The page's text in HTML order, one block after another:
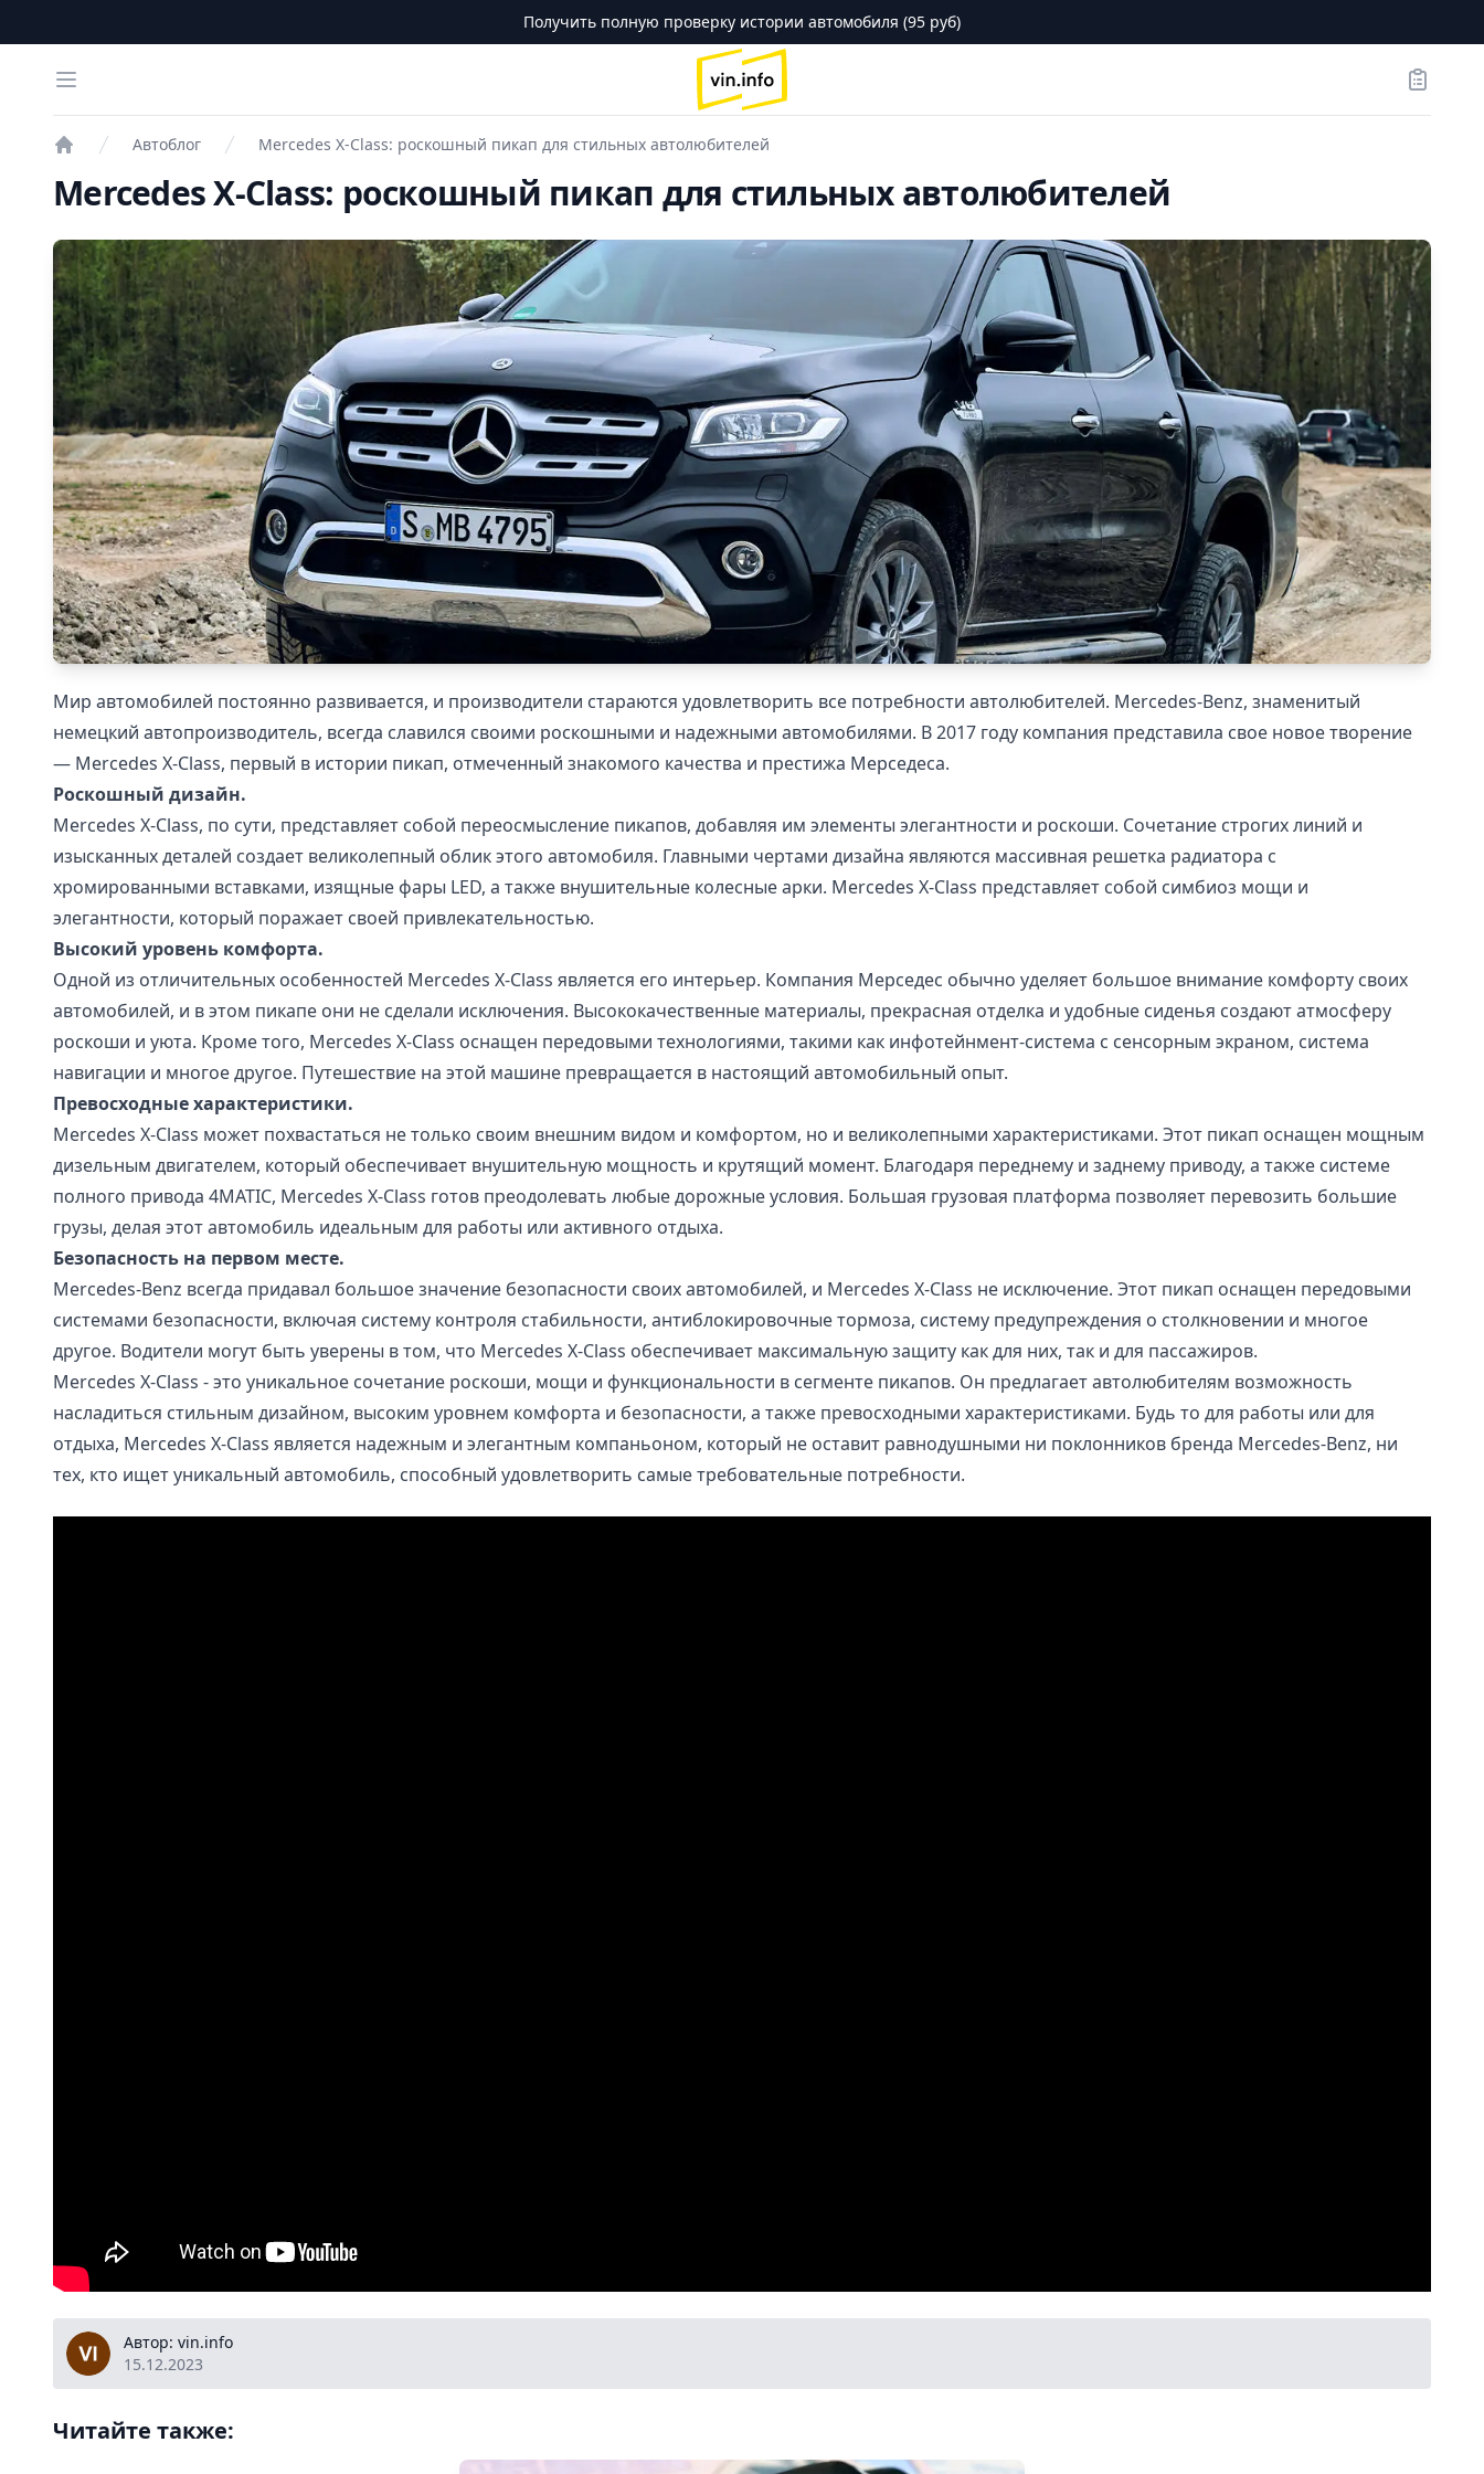
Получить полную проверку истории автомобиля (95 руб)
Open menu
logo
Заказы
Автоблог Mercedes X-Class: роскошный пикап для стильных автолюбителей
Mercedes X-Class: роскошный пикап для стильных автолюбителей
Мир автомобилей постоянно развивается, и производители стараются удовлетворить все потребности автолюбителей. Mercedes-Benz, знаменитый
немецкий автопроизводитель, всегда славился своими роскошными и надежными автомобилями. В 2017 году компания представила свое новое творение
— Mercedes X-Class, первый в истории пикап, отмеченный знакомого качества и престижа Мерседеса.
Роскошный дизайн.
Mercedes X-Class, по сути, представляет собой переосмысление пикапов, добавляя им элементы элегантности и роскоши. Сочетание строгих линий и
изысканных деталей создает великолепный облик этого автомобиля. Главными чертами дизайна являются массивная решетка радиатора с
хромированными вставками, изящные фары LED, а также внушительные колесные арки. Mercedes X-Class представляет собой симбиоз мощи и
элегантности, который поражает своей привлекательностью.
Высокий уровень комфорта.
Одной из отличительных особенностей Mercedes X-Class является его интерьер. Компания Мерседес обычно уделяет большое внимание комфорту своих
автомобилей, и в этом пикапе они не сделали исключения. Высококачественные материалы, прекрасная отделка и удобные сиденья создают атмосферу
роскоши и уюта. Кроме того, Mercedes X-Class оснащен передовыми технологиями, такими как инфотейнмент-система с сенсорным экраном, система
навигации и многое другое. Путешествие на этой машине превращается в настоящий автомобильный опыт.
Превосходные характеристики.
Mercedes X-Class может похвастаться не только своим внешним видом и комфортом, но и великолепными характеристиками. Этот пикап оснащен мощным
дизельным двигателем, который обеспечивает внушительную мощность и крутящий момент. Благодаря переднему и заднему приводу, а также системе
полного привода 4MATIC, Mercedes X-Class готов преодолевать любые дорожные условия. Большая грузовая платформа позволяет перевозить большие
грузы, делая этот автомобиль идеальным для работы или активного отдыха.
Безопасность на первом месте.
Mercedes-Benz всегда придавал большое значение безопасности своих автомобилей, и Mercedes X-Class не исключение. Этот пикап оснащен передовыми
системами безопасности, включая систему контроля стабильности, антиблокировочные тормоза, систему предупреждения о столкновении и многое
другое. Водители могут быть уверены в том, что Mercedes X-Class обеспечивает максимальную защиту как для них, так и для пассажиров.
Mercedes X-Class - это уникальное сочетание роскоши, мощи и функциональности в сегменте пикапов. Он предлагает автолюбителям возможность
насладиться стильным дизайном, высоким уровнем комфорта и безопасности, а также превосходными характеристиками. Будь то для работы или для
отдыха, Mercedes X-Class является надежным и элегантным компаньоном, который не оставит равнодушными ни поклонников бренда Mercedes-Benz, ни
тех, кто ищет уникальный автомобиль, способный удовлетворить самые требовательные потребности.
vin.infoАвтор: vin.info
15.12.2023
Читайте также: